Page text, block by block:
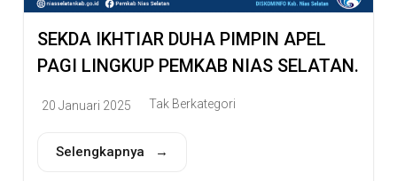
SEKDA IKHTIAR DUHA PIMPIN APEL
PAGI LINGKUP PEMKAB NIAS SELATAN.
20 Januari 2025 Tak Berkategori
Selengkapnya →